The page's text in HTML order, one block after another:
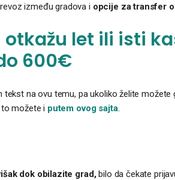
između gradova i opcije za transfer
otkažu let ili isti
600€
tekst na ovu temu, pa ukoliko želite možete
možete i putem ovog sajta.
dok obilazite grad,bilo da čekate